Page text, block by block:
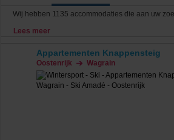
Wij hebben 1135 accommodaties die aan uw
Lees meer
Appartementen Knappensteig
Oostenrijk Wagrain